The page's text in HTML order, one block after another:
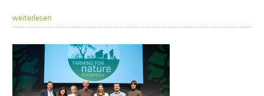
weiterlesen